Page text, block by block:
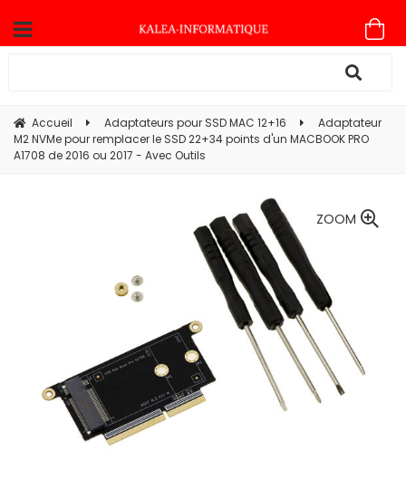
Accueil Adaptateurs pour SSD MAC 12+16
Adaptateur
M2 NVMe pour remplacer le SSD 22+34 points d'un MACBOOK PRO
A1708 de 2016 ou 2017 - Avec Outils
ZOOM